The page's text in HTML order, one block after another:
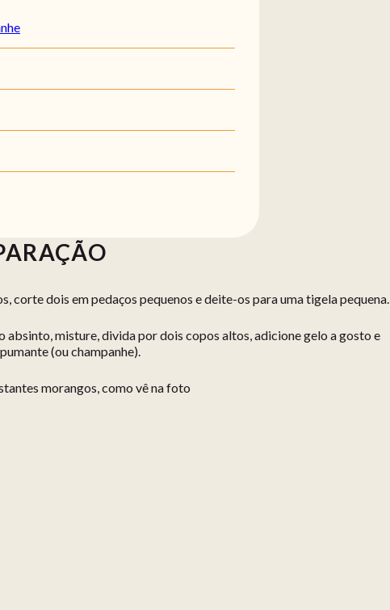
corte dois em pedaços pequenos e deite-os para uma tigela pequena.
absinto, misture, divida por dois copos altos, adicione gelo a gosto e
(ou champanhe).
morangos, como vê na foto